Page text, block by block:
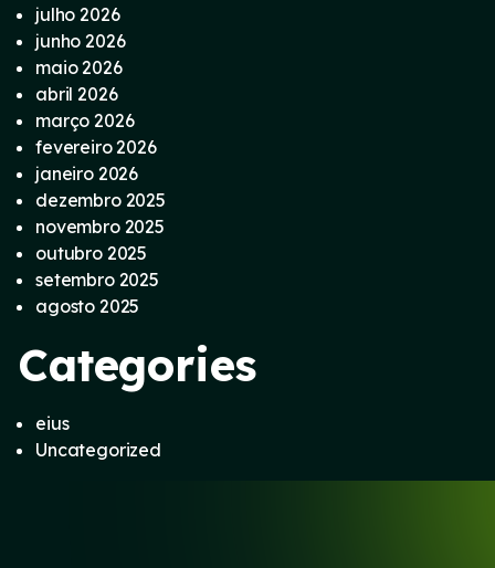
julho 2026
junho 2026
maio 2026
abril 2026
março 2026
fevereiro 2026
janeiro 2026
dezembro 2025
novembro 2025
outubro 2025
setembro 2025
agosto 2025
Categories
eius
Uncategorized